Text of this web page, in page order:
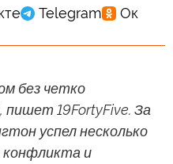
без четко
пишет 19FortyFive. За
успел несколько
конфликта и